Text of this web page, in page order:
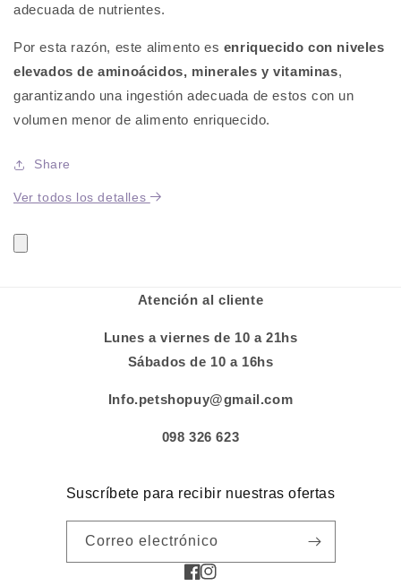
adecuada de nutrientes.
Por esta razón, este alimento es enriquecido con niveles
elevados de aminoácidos, minerales y vitaminas,
garantizando una ingestión adecuada de estos con un
volumen menor de alimento enriquecido.
Share
Ver todos los detalles
Atención al cliente
Lunes a viernes de 10 a 21hs
Sábados de 10 a 16hs
Info.petshopuy@gmail.com
098 326 623
Suscríbete para recibir nuestras ofertas
Correo electrónico
Facebook
Instagram